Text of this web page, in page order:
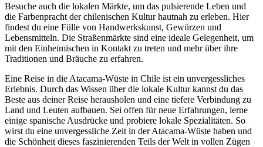
Besuche auch die lokalen Märkte, um das pulsierende Leben und
die Farbenpracht der chilenischen Kultur hautnah zu erleben. Hier
findest du eine Fülle von Handwerkskunst, Gewürzen und
Lebensmitteln. Die Straßenmärkte sind eine ideale Gelegenheit, um
mit den Einheimischen in Kontakt zu treten und mehr über ihre
Traditionen und Bräuche zu erfahren.
Eine Reise in die Atacama-Wüste in Chile ist ein unvergessliches
Erlebnis. Durch das Wissen über die lokale Kultur kannst du das
Beste aus deiner Reise herausholen und eine tiefere Verbindung zu
Land und Leuten aufbauen. Sei offen für neue Erfahrungen, lerne
einige spanische Ausdrücke und probiere lokale Spezialitäten. So
wirst du eine unvergessliche Zeit in der Atacama-Wüste haben und
die Schönheit dieses faszinierenden Teils der Welt in vollen Zügen